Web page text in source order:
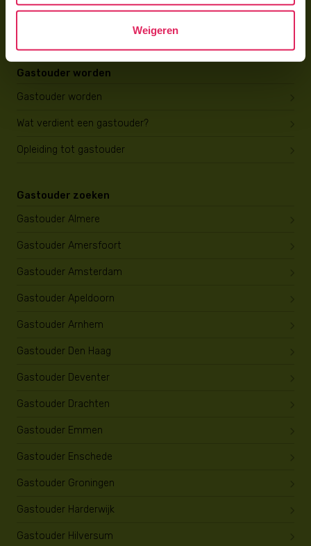
Weigeren
Hoe vind ik gastkinderen?
Gastouder worden
Gastouder worden
Wat verdient een gastouder?
Opleiding tot gastouder
Gastouder zoeken
Gastouder Almere
Gastouder Amersfoort
Gastouder Amsterdam
Gastouder Apeldoorn
Gastouder Arnhem
Gastouder Den Haag
Gastouder Deventer
Gastouder Drachten
Gastouder Emmen
Gastouder Enschede
Gastouder Groningen
Gastouder Harderwijk
Gastouder Hilversum